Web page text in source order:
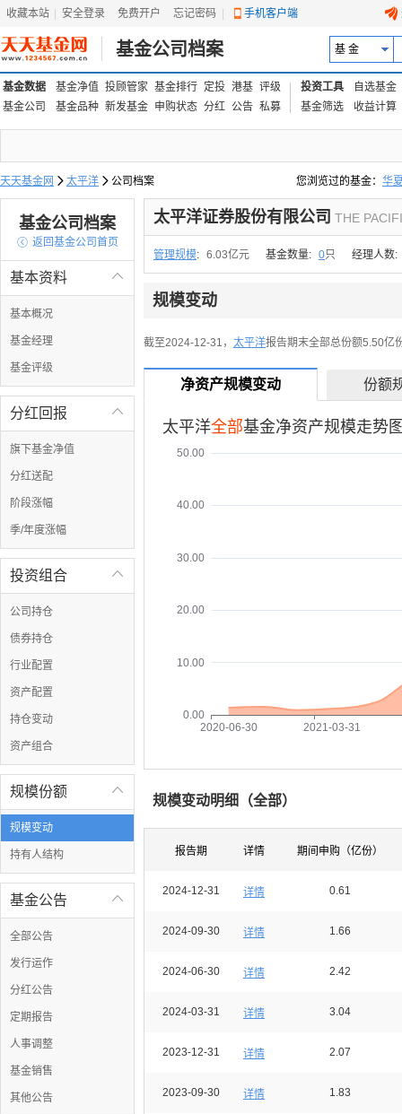
收藏本站 安全登录 免费开户 忘记密码 手机客户端
基金公司档案 基 金
基金数据 基金净值 投顾管家 基金排行 定投 港基 评级
基金公司
基金品种 新发基金 申购状态 分红 公告 私募
投资工具
自选基金
基金筛选
收益计算
天天基金网  太平洋  公司档案 您浏览过的基金： 华
易方达上证中盘ETF联
基金公司档案
 返回基金公司首页

基本资料
基本概况
基金经理
基金评级

分红回报
旗下基金净值
分红送配
阶段涨幅
季/年度涨幅

投资组合
公司持仓
债券持仓
行业配置
资产配置
持仓变动
资产组合

规模份额
规模变动
持有人结构

基金公告
全部公告
发行运作
分红公告
定期报告
人事调整
基金销售
其他公告
太平洋证券股份有限公司 THE
管理规模: 6.03亿元 基金数量: 0只 经理人数:
规模变动
截至2024-12-31， 太平洋报告期末全部总份额5.50亿
净资产规模变动 份额
0.00
10.00
20.00
30.00
40.00
50.00
2020-06-30 2021-03-31
太平洋全部基金净资产规模走势
规模变动明细（全部）
报告期 详情 期间申购（亿份）
2024-12-31 详情 0.61
2024-09-30 详情 1.66
2024-06-30 详情 2.42
2024-03-31 详情 3.04
2023-12-31 详情 2.07
2023-09-30 详情 1.83